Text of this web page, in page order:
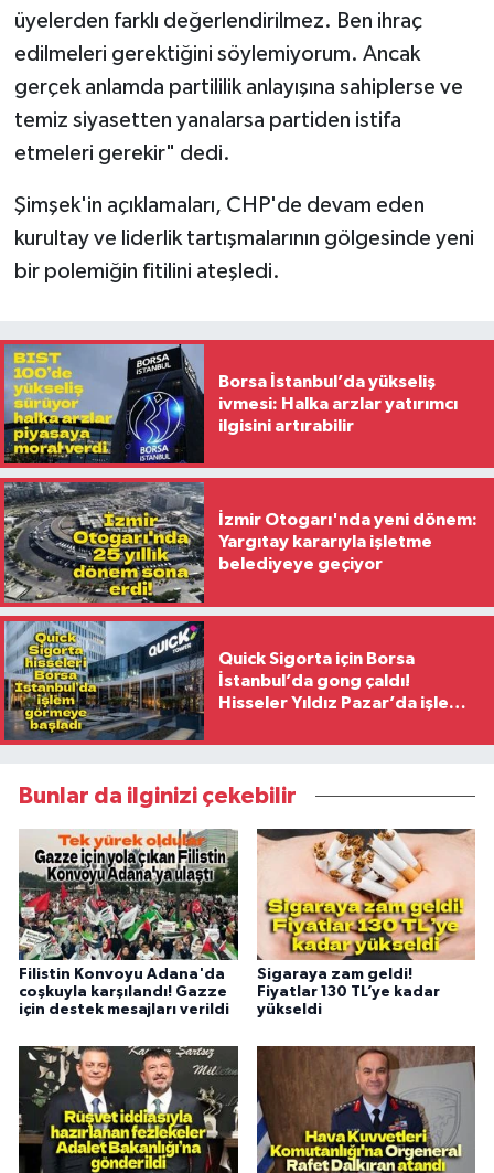
üyelerden farklı değerlendirilmez. Ben ihraç
edilmeleri gerektiğini söylemiyorum. Ancak
gerçek anlamda partililik anlayışına sahiplerse ve
temiz siyasetten yanalarsa partiden istifa
etmeleri gerekir" dedi.
Şimşek'in açıklamaları, CHP'de devam eden
kurultay ve liderlik tartışmalarının gölgesinde yeni
bir polemiğin fitilini ateşledi.
Borsa İstanbul’da yükseliş
ivmesi: Halka arzlar yatırımcı
ilgisini artırabilir
İzmir Otogarı'nda yeni dönem:
Yargıtay kararıyla işletme
belediyeye geçiyor
Quick Sigorta için Borsa
İstanbul’da gong çaldı!
Hisseler Yıldız Pazar’da işlem
Bunlar da ilginizi çekebilir
Filistin Konvoyu Adana'da
coşkuyla karşılandı! Gazze
için destek mesajları verildi
Sigaraya zam geldi!
Fiyatlar 130 TL’ye kadar
yükseldi